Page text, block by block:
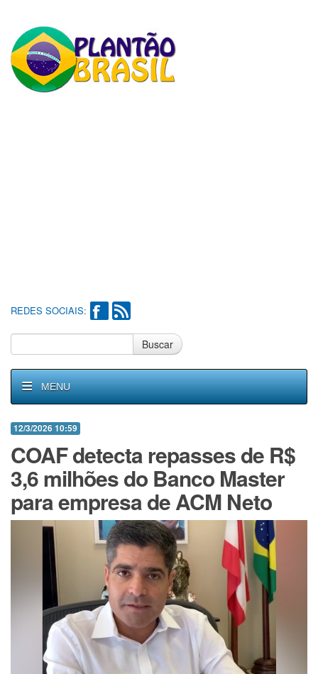
REDES SOCIAIS:
Buscar
MENU
12/3/2026 10:59
COAF detecta repasses de R$
3,6 milhões do Banco Master
para empresa de ACM Neto